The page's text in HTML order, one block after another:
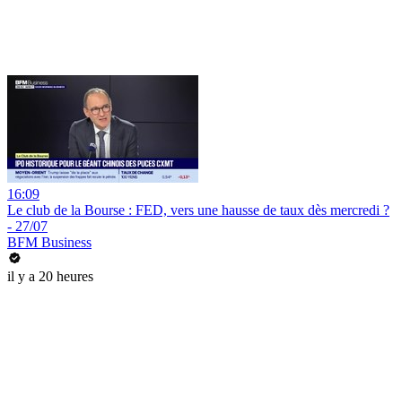
16:09
Le club de la Bourse : FED, vers une hausse de taux dès mercredi ?
- 27/07
BFM Business
il y a 20 heures